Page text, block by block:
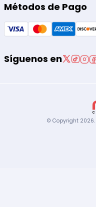
Métodos de Pago
Síguenos en
© Copyright 2026.